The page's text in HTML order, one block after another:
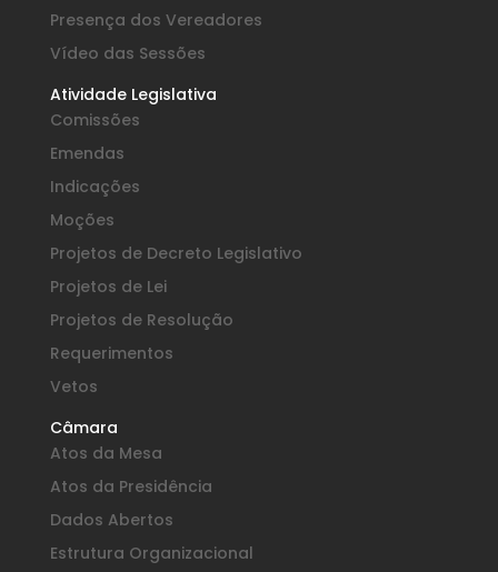
Presença dos Vereadores
Vídeo das Sessões
Atividade Legislativa
Comissões
Emendas
Indicações
Moções
Projetos de Decreto Legislativo
Projetos de Lei
Projetos de Resolução
Requerimentos
Vetos
Câmara
Atos da Mesa
Atos da Presidência
Dados Abertos
Estrutura Organizacional